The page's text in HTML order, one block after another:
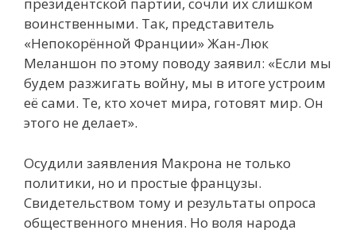
воинственными. Так, представитель
«Непокорённой Франции» Жан-Люк
Меланшон по этому поводу заявил: «Если мы
будем разжигать войну, мы в итоге устроим
её сами. Те, кто хочет мира, готовят мир. Он
этого не делает».
Осудили заявления Макрона не только
политики, но и простые французы.
Свидетельством тому и результаты опроса
общественного мнения. Но воля народа